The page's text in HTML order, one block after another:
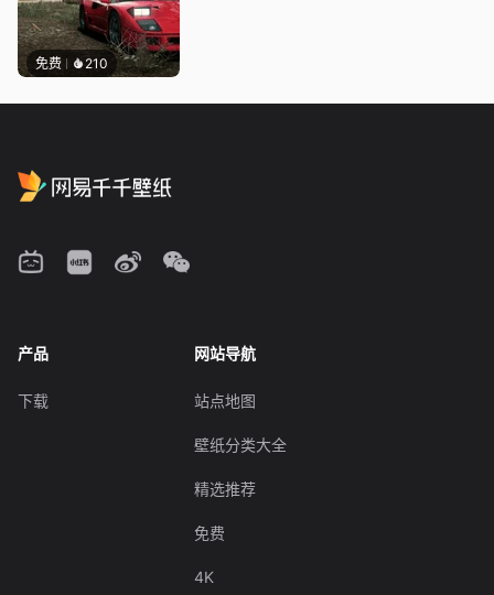
免费 210
产品
下载
网站导航
站点地图
壁纸分类大全
精选推荐
免费
4K